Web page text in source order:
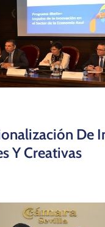
De
Y Creativas